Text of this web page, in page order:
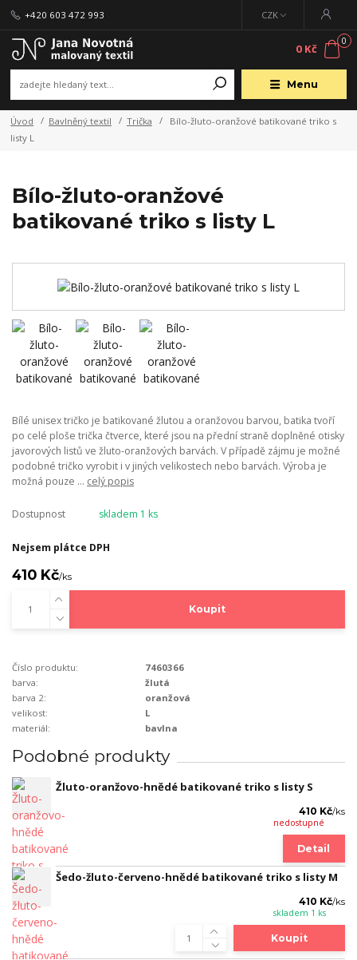
Menu
CZK
+420 603 472 993
0
0 Kč
Úvod Bavlněný textil Trička
Bílo-žluto-oranžové batikované triko s
listy L
Bílo-žluto-oranžové
batikované triko s listy L
Bílé unisex tričko je batikované žlutou a oranžovou barvou, batika tvoří
po celé ploše trička čtverce, které jsou na přední straně doplněné otisky
javorových listů ve žluto-oranžových barvách. V případě zájmu je možné
podobné tričko vyrobit i v jiných velikostech nebo barvách. Výroba je
možná pouze ... celý popis
Dostupnost skladem 1 ks
Nejsem plátce DPH
410 Kč/ks
Koupit
Číslo produktu:
7460366
barva:
žlutá
barva 2:
oranžová
velikost:
L
materiál:
bavlna
Podobné produkty
Žluto-oranžovo-hnědé batikované triko s listy S
410 Kč/ks
nedostupné
Detail
Šedo-žluto-červeno-hnědé batikované triko s listy M
410 Kč/ks
skladem 1 ks
Koupit